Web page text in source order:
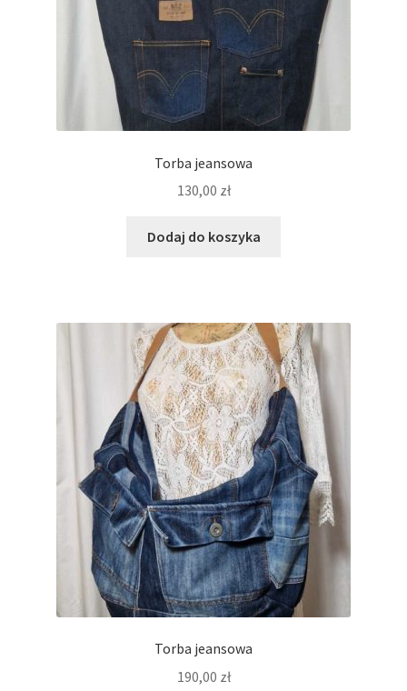
Torba jeansowa
130,00 zł
Dodaj do koszyka
Torba jeansowa
190,00 zł